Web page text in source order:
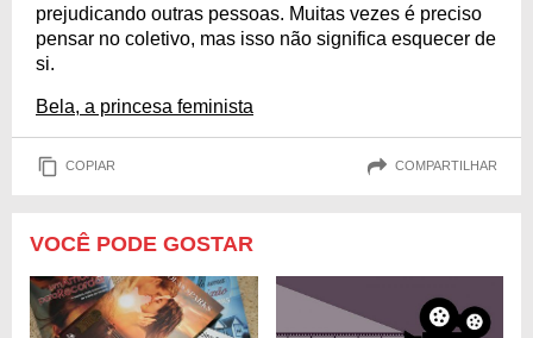
prejudicando outras pessoas. Muitas vezes é preciso
pensar no coletivo, mas isso não significa esquecer de
si.
Bela, a princesa feminista
COPIAR COMPARTILHAR
VOCÊ PODE GOSTAR